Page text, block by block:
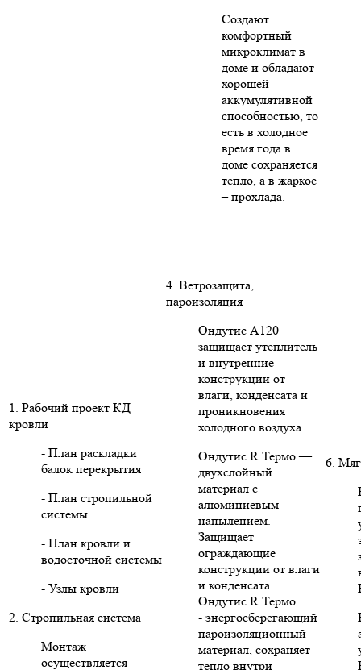
Создают
комфортный
микроклимат в
доме и обладают
хорошей
аккумулятивной
способностью, то
есть в холодное
время года в
доме сохраняется
тепло, а в жаркое
– прохлада.
1. Рабочий проект КД
кровли
- План раскладки
балок перекрытия
- План стропильной
системы
- План кровли и
водосточной системы
- Узлы кровли
2. Стропильная система
Монтаж
осуществляется
4. Ветрозащита,
пароизоляция
Ондутис А120
защищает утеплитель
и внутренние
конструкции от
влаги, конденсата и
проникновения
холодного воздуха.
Ондутис R Термо —
двухслойный
материал с
алюминиевым
напылением.
Защищает
ограждающие
конструкции от влаги
и конденсата.
Ондутис R Термо
- энергосберегающий
пароизоляционный
материал, сохраняет
тепло внутри
6.